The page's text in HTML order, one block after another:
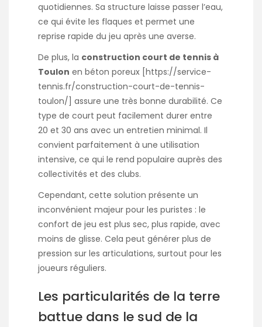
quotidiennes. Sa structure laisse passer l’eau,
ce qui évite les flaques et permet une
reprise rapide du jeu après une averse.
De plus, la construction court de tennis à
Toulon en béton poreux [ https://service-
tennis.fr/construction-court-de-tennis-
toulon/ ] assure une très bonne durabilité. Ce
type de court peut facilement durer entre
20 et 30 ans avec un entretien minimal. Il
convient parfaitement à une utilisation
intensive, ce qui le rend populaire auprès des
collectivités et des clubs.
Cependant, cette solution présente un
inconvénient majeur pour les puristes : le
confort de jeu est plus sec, plus rapide, avec
moins de glisse. Cela peut générer plus de
pression sur les articulations, surtout pour les
joueurs réguliers.
Les particularités de la terre
battue dans le sud de la